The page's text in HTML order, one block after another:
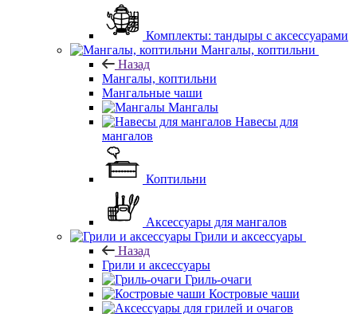
Комплекты: тандыры с аксессуарами
Мангалы, коптильни
Назад
Мангалы, коптильни
Мангальные чаши
Мангалы
Навесы для
мангалов
Коптильни
Аксессуары для мангалов
Грили и аксессуары
Назад
Грили и аксессуары
Гриль-очаги
Костровые чаши